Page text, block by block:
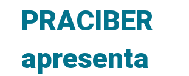
PRACIBER
apresenta